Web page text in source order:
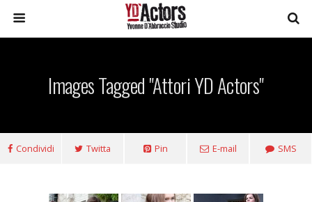
Images Tagged "Attori YD Actors"
Condividi Twitta Pin E-mail SMS